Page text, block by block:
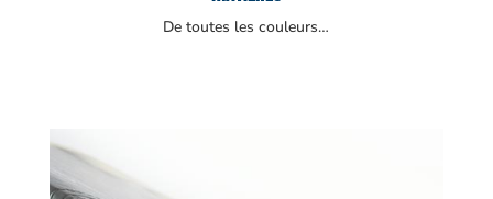
De toutes les couleurs…